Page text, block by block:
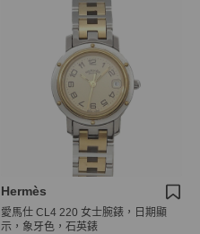
Hermès
愛馬仕 CL4 220 女士腕錶，日期顯
示，象牙色，石英錶